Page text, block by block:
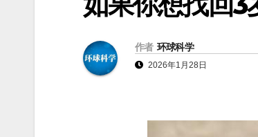
作者 环球科学
2026年1月28日